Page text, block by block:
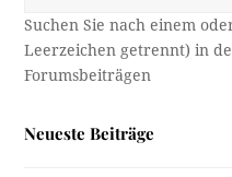
Neueste Beiträge